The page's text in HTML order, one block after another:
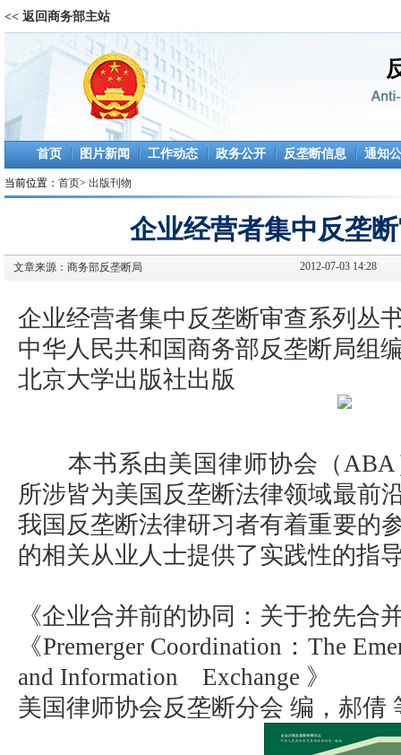
<< 返回商务部主站
首页 图片新闻 工作动态 政务公开 反垄断信息 通知
当前位置： 首页> 出版刊物
企业经营者集中反垄
文章来源： 商务部反垄断局 2012-07-03 14:28
企业经营者集中反垄断审查系列丛
中华人民共和国商务部反垄断局组
北京大学出版社出版
本书系由美国律师协会（ABA
所涉皆为美国反垄断法律领域最前
我国反垄断法律研习者有着重要的
的相关从业人士提供了实践性的指
《企业合并前的协同：关于抢先合
《Premerger Coordination：The
and Information Exchange 》
美国律师协会反垄断分会 编，郝倩